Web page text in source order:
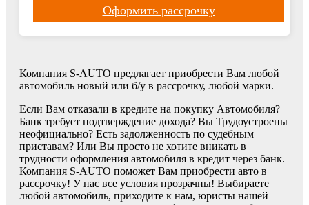
Оформить рассрочку
Компания S-AUTO предлагает приобрести Вам любой
автомобиль новый или б/у в рассрочку, любой марки.
Если Вам отказали в кредите на покупку Автомобиля?
Банк требует подтверждение дохода? Вы Трудоустроены
неофициально? Есть задолженность по судебным
приставам? Или Вы просто не хотите вникать в
трудности оформления автомобиля в кредит через банк.
Компания S-AUTO поможет Вам приобрести авто в
рассрочку! У нас все условия прозрачны! Выбираете
любой автомобиль, приходите к нам, юристы нашей